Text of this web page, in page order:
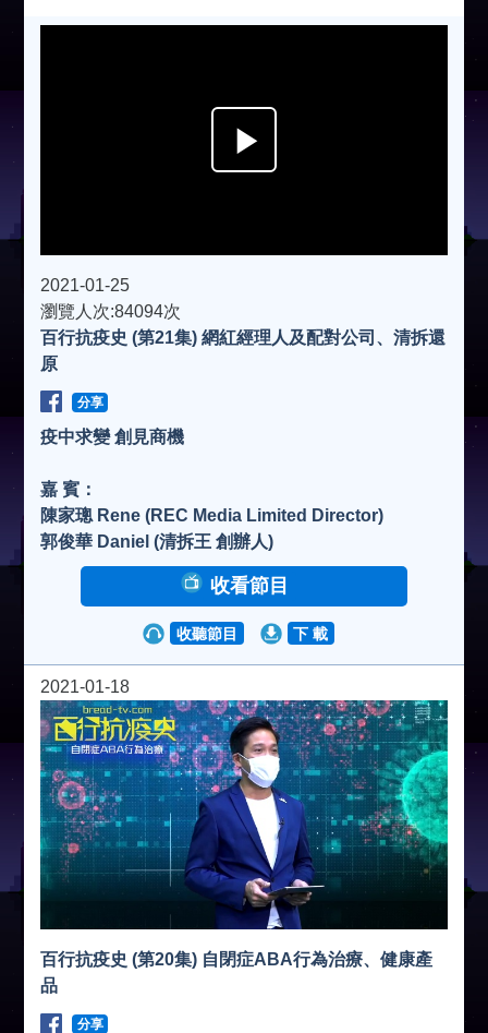
y
d
e
o
2021-01-25
瀏覽人次:84094次
百行抗疫史 (第21集) 網紅經理人及配對公司、清拆還
原
分享
疫中求變 創見商機
嘉 賓：
陳家璁 Rene (REC Media Limited Director)
郭俊華 Daniel (清拆王 創辦人)
收看節目
收聽節目 下 載
2021-01-18
百行抗疫史 (第20集) 自閉症ABA行為治療、健康產
品
分享